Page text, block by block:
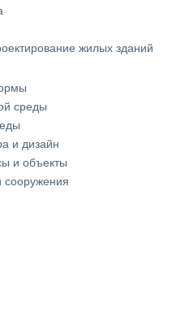
жилых зданий
среды
и дизайн
и объекты